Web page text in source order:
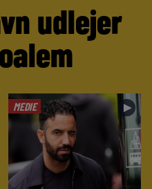
udlejer
MEDIE ►